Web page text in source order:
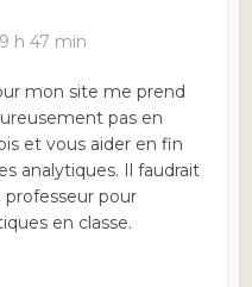
h 47 min
mon site me prend
pas en
et vous aider en fin
analytiques. Il faudrait
professeur pour
en classe.